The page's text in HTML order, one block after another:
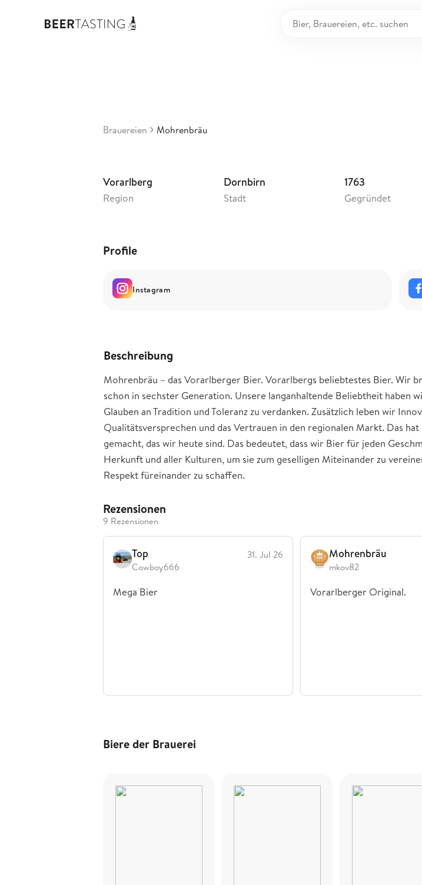
Brauereien Mohrenbräu
Vorarlberg
Region
Dornbirn
Stadt
1763
Gegründet
Profile
Instagram
Beschreibung
Mohrenbräu – das Vorarlberger Bier. Vorarlbergs beliebtestes Bier. Wir
schon in sechster Generation. Unsere langanhaltende Beliebtheit haben
Glauben an Tradition und Toleranz zu verdanken. Zusätzlich leben wir
Qualitätsversprechen und das Vertrauen in den regionalen Markt. Das
gemacht, das wir heute sind. Das bedeutet, dass wir Bier für jeden
Herkunft und aller Kulturen, um sie zum geselligen Miteinander zu
Respekt füreinander zu schaffen.
Rezensionen
9 Rezensionen
Top
Cowboy666
31. Jul 26
Mega Bier
Mohrenbräu
mkov82
Vorarlberger Original.
Biere der Brauerei